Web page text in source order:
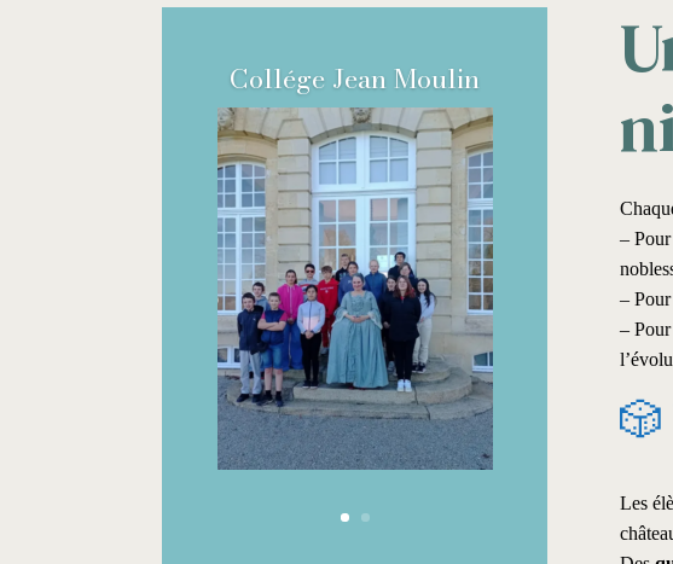
Collége Jean Moulin
–
–
–
🎲
Les